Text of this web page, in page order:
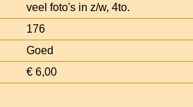
veel foto's in z/w, 4to.
176
Goed
€ 6,00